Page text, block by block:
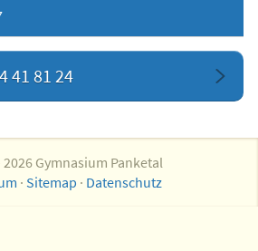
41 81 24
2026 Gymnasium Panketal
· Sitemap · Datenschutz